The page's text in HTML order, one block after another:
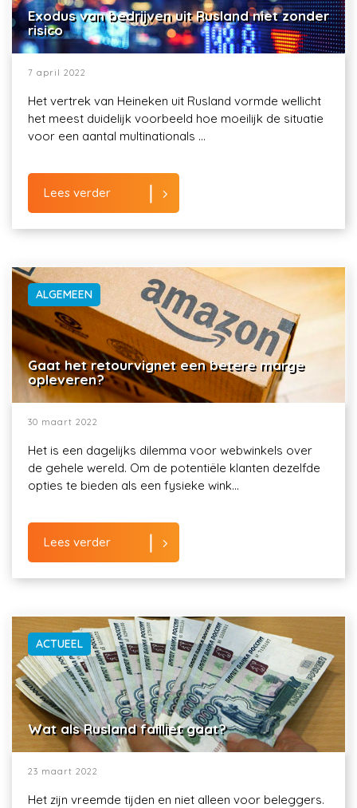
Exodus van bedrijven uit Rusland niet zonder
risico
7 april 2022
Het vertrek van Heineken uit Rusland vormde wellicht
het meest duidelijk voorbeeld hoe moeilijk de situatie
voor een aantal multinationals ...
Lees verder
ALGEMEEN
Gaat het retourvignet een betere marge
opleveren?
30 maart 2022
Het is een dagelijks dilemma voor webwinkels over
de gehele wereld. Om de potentiële klanten dezelfde
opties te bieden als een fysieke wink...
Lees verder
ACTUEEL
Wat als Rusland failliet gaat?
23 maart 2022
Het zijn vreemde tijden en niet alleen voor beleggers.